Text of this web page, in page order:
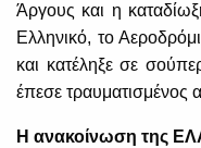
Άργους και η
Ελληνικό, το
και κατέληξε σε
έπεσε τραυματισμένος
Η ανακοίνωση της